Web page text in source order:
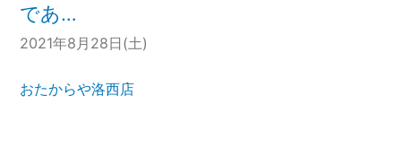
であ…
2021年8月28日(土)
おたからや洛西店